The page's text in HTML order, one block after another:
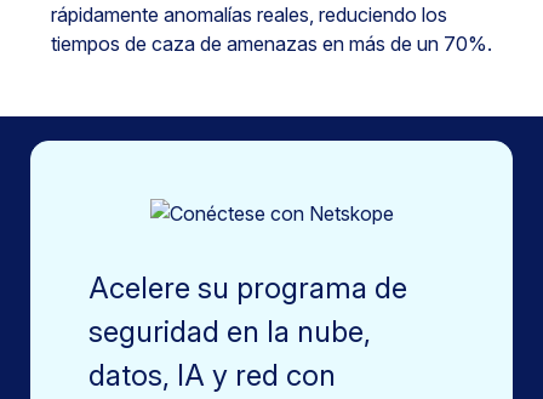
rápidamente anomalías reales, reduciendo los
tiempos de caza de amenazas en más de un 70%.
Acelere su programa de
seguridad en la nube,
datos, IA y red con